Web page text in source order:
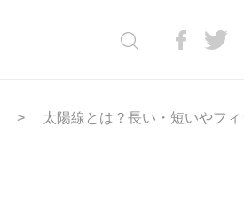
太陽線とは？長い・短いやフ